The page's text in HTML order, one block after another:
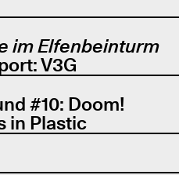
im Elfenbeinturm
V3G
#10: Doom!
in Plastic